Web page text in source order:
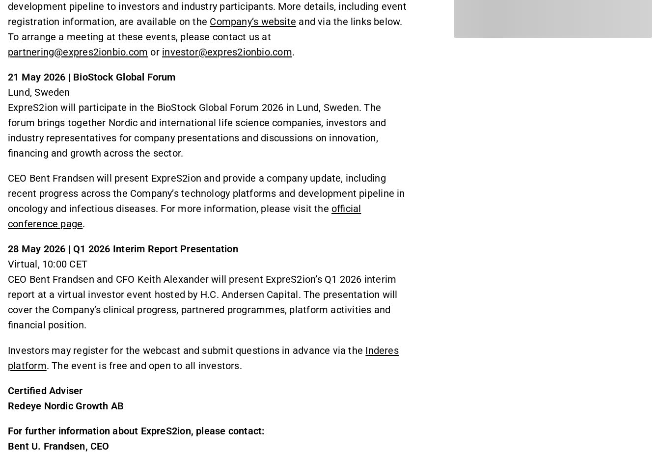
development pipeline to investors and industry participants. More details, including event
registration information, are available on the Company’s website and via the links below.
To arrange a meeting at these events, please contact us at
partnering@expres2ionbio.com or investor@expres2ionbio.com.
21 May 2026 | BioStock Global Forum
Lund, Sweden
ExpreS2ion will participate in the BioStock Global Forum 2026 in Lund, Sweden. The
forum brings together Nordic and international life science companies, investors and
industry representatives for company presentations and discussions on innovation,
financing and growth across the sector.
CEO Bent Frandsen will present ExpreS2ion and provide a company update, including
recent progress across the Company’s technology platforms and development pipeline in
oncology and infectious diseases. For more information, please visit the official
conference page.
28 May 2026 | Q1 2026 Interim Report Presentation
Virtual, 10:00 CET
CEO Bent Frandsen and CFO Keith Alexander will present ExpreS2ion’s Q1 2026 interim
report at a virtual investor event hosted by H.C. Andersen Capital. The presentation will
cover the Company’s clinical progress, partnered programmes, platform activities and
financial position.
Investors may register for the webcast and submit questions in advance via the Inderes
platform. The event is free and open to all investors.
Certified Adviser
Redeye Nordic Growth AB
For further information about ExpreS2ion, please contact:
Bent U. Frandsen, CEO